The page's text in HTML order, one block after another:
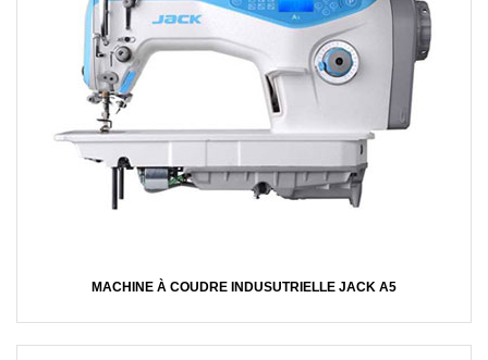
MACHINE À COUDRE INDUSUTRIELLE JACK A5